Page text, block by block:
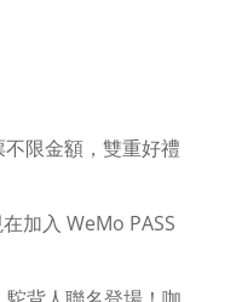
限金額，雙重好禮
加入 WeMo PASS